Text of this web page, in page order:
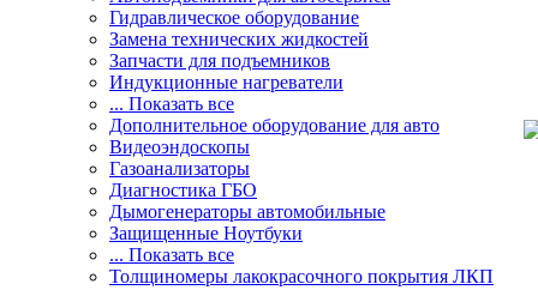
Гидравлическое оборудование
Замена технических жидкостей
Запчасти для подъемников
Индукционные нагреватели
... Показать все
Дополнительное оборудование для авто
Видеоэндоскопы
Газоанализаторы
Диагностика ГБО
Дымогенераторы автомобильные
Защищенные Ноутбуки
... Показать все
Толщиномеры лакокрасочного покрытия ЛКП